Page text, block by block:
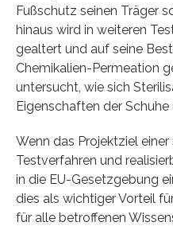
Fußschutz seinen Träger
hinaus wird in weiteren
gealtert und auf seine
Chemikalien-Permeation
untersucht, wie sich
Eigenschaften der Schuhe
Wenn das Projektziel
Testverfahren und
in die EU-Gesetzgebung
dies als wichtiger Vorteil
für alle betroffenen